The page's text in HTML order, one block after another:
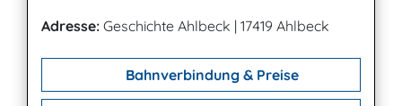
Adresse: Geschichte Ahlbeck | 17419 Ahlbeck
Bahnverbindung & Preise